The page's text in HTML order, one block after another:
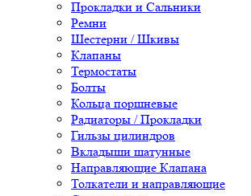
Прокладки и Сальники
Ремни
Шестерни / Шкивы
Клапаны
Термостаты
Болты
Кольца поршневые
Радиаторы / Прокладки
Гильзы цилиндров
Вкладыши шатунные
Направляющие Клапана
Толкатели и направляющие